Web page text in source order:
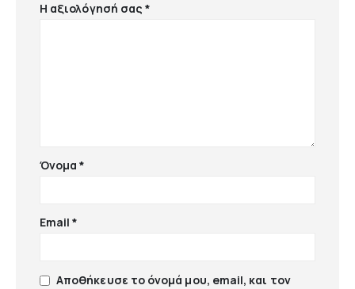
Η αξιολόγησή σας*
Όνομα*
Email*
Αποθήκευσε το όνομά μου, email, και τον